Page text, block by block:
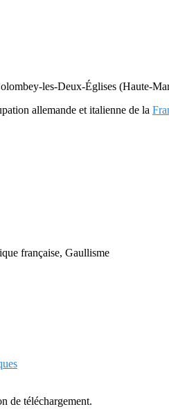
les-Deux-Églises (Haute-
allemande et italienne de la
française, Gaullisme
de téléchargement.